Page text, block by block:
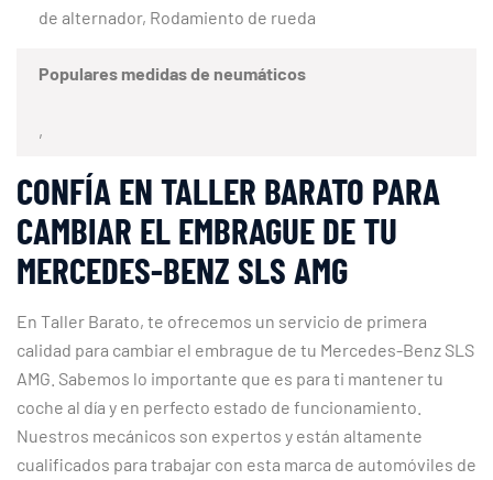
de alternador, Rodamiento de rueda
Populares medidas de neumáticos
,
CONFÍA EN TALLER BARATO PARA
CAMBIAR EL EMBRAGUE DE TU
MERCEDES-BENZ SLS AMG
En Taller Barato, te ofrecemos un servicio de primera
calidad para cambiar el embrague de tu Mercedes-Benz SLS
AMG. Sabemos lo importante que es para ti mantener tu
coche al día y en perfecto estado de funcionamiento.
Nuestros mecánicos son expertos y están altamente
cualificados para trabajar con esta marca de automóviles de